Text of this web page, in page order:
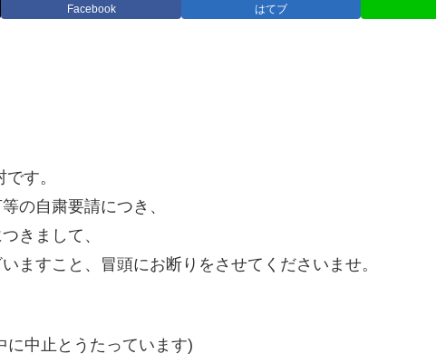
Facebook はてブ
す。
の自粛要請につき、
きまして、
ますこと、冒頭にお断りをさせてくださいませ。
に中止とうたっています)